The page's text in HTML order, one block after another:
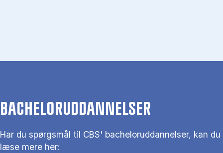
BACHELORUDDANNELSER
Har du spørgsmål til CBS' bacheloruddannelser, kan du
læse mere her: